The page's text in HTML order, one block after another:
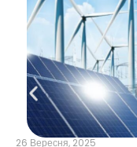
26 Вересня, 2025